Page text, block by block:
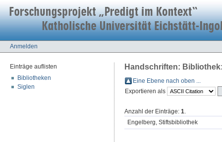
Anmelden
Einträge auflisten
Bibliotheken
Siglen
Handschriften:
Eine Ebene nach oben ...
Exportieren als
Anzahl der Einträge: 1.
Engelberg, Stiftsbibliothek